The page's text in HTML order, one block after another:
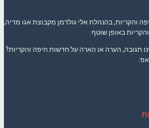
והקריות, בהנהלת אלי גולדמן מקבוצת אגו מדיה,
באופן שוטף.
תגובה, הערה או הארה על חדשות חיפה והקריות?